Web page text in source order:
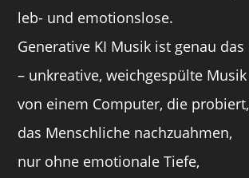
leb- und emotionslose.
Generative KI Musik ist genau das
– unkreative, weichgespülte Musik
von einem Computer, die probiert,
das Menschliche nachzuahmen,
nur ohne emotionale Tiefe,